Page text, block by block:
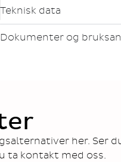
Teknisk data
Dokumenter og
her. Ser
ta kontakt med oss.